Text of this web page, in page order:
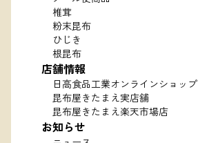
椎茸
粉末昆布
ひじき
根昆布
店舗情報
日高食品工業オンラインショップ
昆布屋きたまえ実店舗
昆布屋きたまえ楽天市場店
お知らせ